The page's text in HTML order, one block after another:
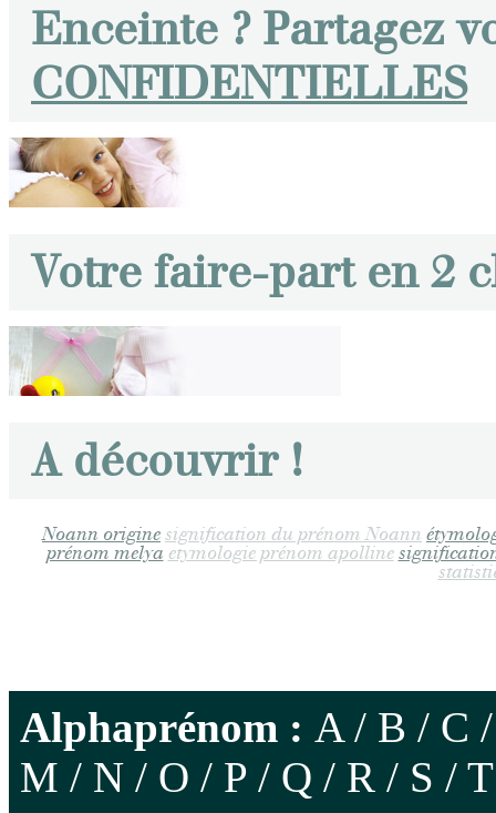
Enceinte ? Partagez
CONFIDENTIELLES
Votre faire-part en 2
A découvrir !
Noann origine signification du prénom Noann
prénom melya etymologie prénom apolline
Alphaprénom : A/ B / C
M / N / O / P / Q / R / S / T